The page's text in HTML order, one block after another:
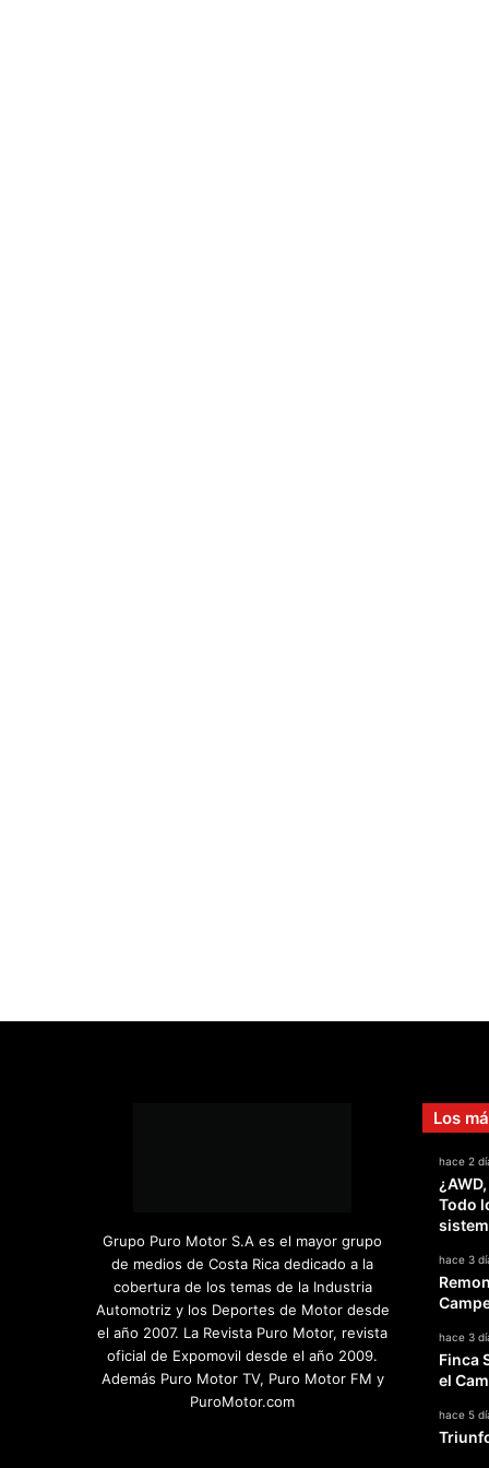
Grupo Puro Motor S.A es el mayor grupo
de medios de Costa Rica dedicado a la
cobertura de los temas de la Industria
Automotriz y los Deportes de Motor desde
el año 2007. La Revista Puro Motor, revista
oficial de Expomovil desde el año 2009.
Además Puro Motor TV, Puro Motor FM y
PuroMotor.com
Los
hace 2
Todo
hace 3
hace 3
Finca
el
hace 5